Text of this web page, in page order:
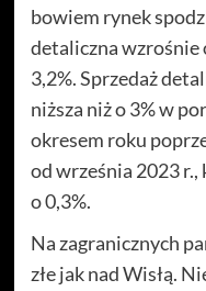
bowiem rynek
detaliczna wzrośnie
3,2%. Sprzedaż
niższa niż o 3% w
okresem roku
od września 2023
o 0,3%.
Na zagranicznych
złe jak nad Wisłą.